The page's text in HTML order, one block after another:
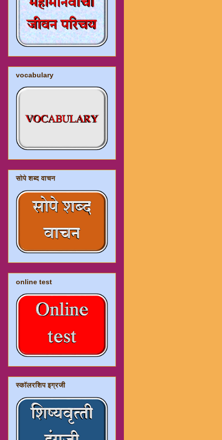
vocabulary
सोपे शब्द वाचन
online test
स्कॉलरशिप इग्रजी